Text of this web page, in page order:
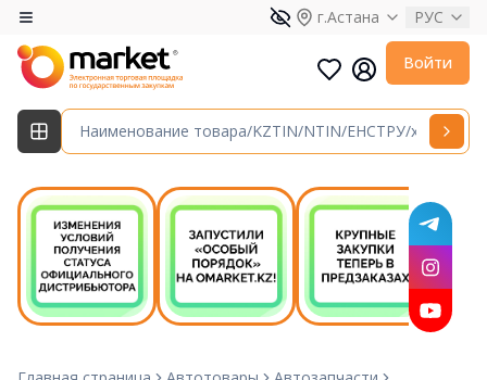
г.Астана РУС
Войти